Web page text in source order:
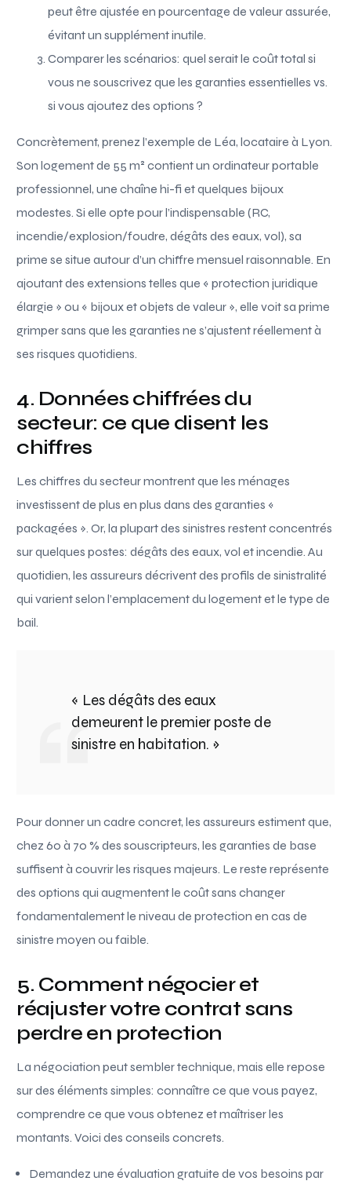
peut être ajustée en pourcentage de valeur assurée,
évitant un supplément inutile.
Comparer les scénarios: quel serait le coût total si
vous ne souscrivez que les garanties essentielles vs.
si vous ajoutez des options ?
Concrètement, prenez l’exemple de Léa, locataire à Lyon.
Son logement de 55 m² contient un ordinateur portable
professionnel, une chaîne hi-fi et quelques bijoux
modestes. Si elle opte pour l’indispensable (RC,
incendie/explosion/foudre, dégâts des eaux, vol), sa
prime se situe autour d’un chiffre mensuel raisonnable. En
ajoutant des extensions telles que « protection juridique
élargie » ou « bijoux et objets de valeur », elle voit sa prime
grimper sans que les garanties ne s’ajustent réellement à
ses risques quotidiens.
4. Données chiffrées du
secteur: ce que disent les
chiffres
Les chiffres du secteur montrent que les ménages
investissent de plus en plus dans des garanties «
packagées ». Or, la plupart des sinistres restent concentrés
sur quelques postes: dégâts des eaux, vol et incendie. Au
quotidien, les assureurs décrivent des profils de sinistralité
qui varient selon l’emplacement du logement et le type de
bail.
« Les dégâts des eaux
demeurent le premier poste de
sinistre en habitation. »
Pour donner un cadre concret, les assureurs estiment que,
chez 60 à 70 % des souscripteurs, les garanties de base
suffisent à couvrir les risques majeurs. Le reste représente
des options qui augmentent le coût sans changer
fondamentalement le niveau de protection en cas de
sinistre moyen ou faible.
5. Comment négocier et
réajuster votre contrat sans
perdre en protection
La négociation peut sembler technique, mais elle repose
sur des éléments simples: connaître ce que vous payez,
comprendre ce que vous obtenez et maîtriser les
montants. Voici des conseils concrets.
Demandez une évaluation gratuite de vos besoins par